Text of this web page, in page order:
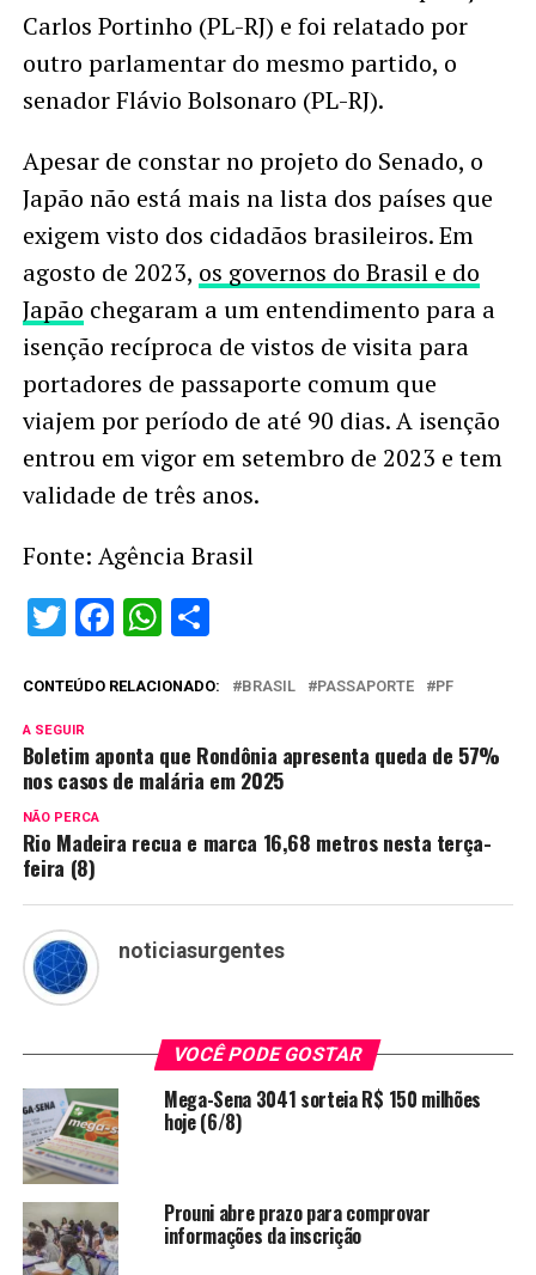
Carlos Portinho (PL-RJ) e foi relatado por
outro parlamentar do mesmo partido, o
senador Flávio Bolsonaro (PL-RJ).
Apesar de constar no projeto do Senado, o
Japão não está mais na lista dos países que
exigem visto dos cidadãos brasileiros. Em
agosto de 2023, os governos do Brasil e do
Japão chegaram a um entendimento para a
isenção recíproca de vistos de visita para
portadores de passaporte comum que
viajem por período de até 90 dias. A isenção
entrou em vigor em setembro de 2023 e tem
validade de três anos.
Fonte: Agência Brasil
Twitter
Facebook
WhatsApp
Share
CONTEÚDO RELACIONADO: BRASIL PASSAPORTE PF
A SEGUIR
Boletim aponta que Rondônia apresenta queda de 57%
nos casos de malária em 2025
NÃO PERCA
Rio Madeira recua e marca 16,68 metros nesta terça-
feira (8)
noticiasurgentes
VOCÊ PODE GOSTAR
Mega-Sena 3041 sorteia R$ 150 milhões
hoje (6/8)
Prouni abre prazo para comprovar
informações da inscrição